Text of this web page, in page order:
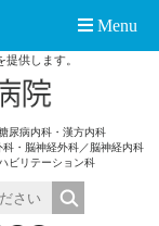
供します。
尿病内科・漢方内科
・脳神経外科／脳神経内科
ビリテーション科
Menu